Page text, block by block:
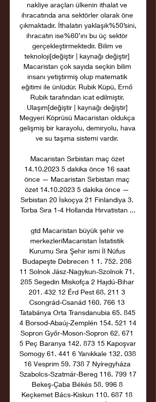
nakliye araçları ülkenin ithalat ve
ihracatında ana sektörler olarak öne
çıkmaktadır. İthalatın yaklaşık%50’sini,
ihracatın ise%60’ını bu üç sektör
gerçekleştirmektedir. Bilim ve
teknoloji[değiştir | kaynağı değiştir]
Macaristan çok sayıda seçkin bilim
insanı yetiştirmiş olup matematik
eğitimi ile ünlüdür. Rubik Küpü, Ernő
Rubik tarafından icat edilmiştir.
Ulaşım[değiştir | kaynağı değiştir]
Megyeri Köprüsü Macaristan oldukça
gelişmiş bir karayolu, demiryolu, hava
ve su taşıma sistemi vardır.
Macaristan Sırbistan maç özet
14.10.2023 5 dakika önce 16 saat
önce — Macaristan Sırbistan maç
özet 14.10.2023 5 dakika önce —
Sırbistan 20 İskoçya 21 Finlandiya 3.
Torba Sıra 1-4 Hollanda Hırvatistan ...
gtd Macaristan büyük şehir ve
merkezleriMacaristan İstatistik
Kurumu Sıra Şehir ismi İl Nüfus
Budapeşte Debrecen 1 1. 752. 286
11 Solnok Jász-Nagykun-Szolnok 71.
285 Segedin Miskofça 2 Hajdú-Bihar
201. 432 12 Érd Pest 68. 211 3
Csongrád-Csanád 160. 766 13
Tatabánya Orta Transdanubia 65. 845
4 Borsod-Abaúj-Zemplén 154. 521 14
Sopron Győr-Moson-Sopron 62. 671
5 Peç Baranya 142. 873 15 Kapoşvar
Somogy 61. 441 6 Yanıkkale 132. 038
16 Vesprim 59. 738 7 Nyíregyháza
Szabolcs-Szatmár-Bereg 116. 799 17
Bekeş-Çaba Békés 58. 996 8
Keçkemet Bács-Kiskun 110. 687 18